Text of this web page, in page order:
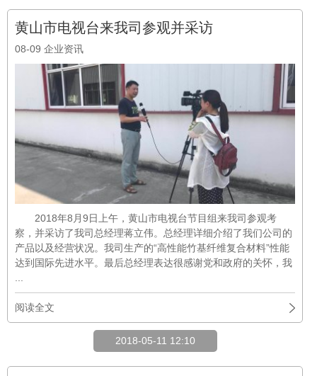
黄山市电视台来我司参观并采访
08-09 企业资讯
2018年8月9日上午，黄山市电视台节目组来我司参观考
察，并采访了我司总经理蒋立伟。总经理详细介绍了我们公司的
产品以及经营状况。我司生产的“高性能竹基纤维复合材料”性能
达到国际先进水平。最后总经理表达很感谢党和政府的关怀，我
阅读全文
2018-05-11 12:10